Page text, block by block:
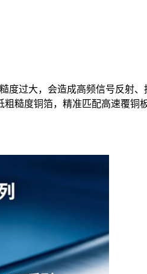
过大，会造成高频信号反射、
糙度铜箔，精准匹配高速覆铜